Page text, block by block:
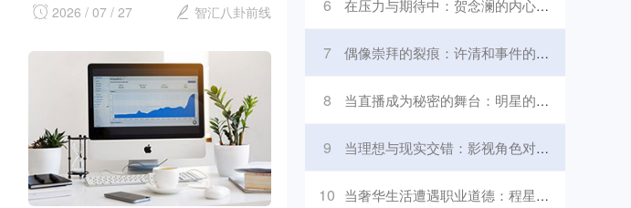
丝们甚至发起了投票活动，讨论明星的生活
关注与压力，...
2026 / 07 / 27 智汇八卦前线 6 在压力与期待中：贺念澜的内心挣扎
7 偶像崇拜的裂痕：许清和事件的深层影响
8 当直播成为秘密的舞台：明星的职业抉择
9 当理想与现实交错：影视角色对择偶标准的影响
10 当奢华生活遭遇职业道德：程星岚的争议